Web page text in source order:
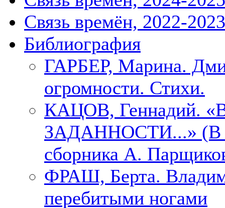
Связь времён, 2022-2023
Библиография
ГАРБЕР, Марина.
огромности. Стихи.
КАЦОВ, Геннадий.
ЗАДАННОСТИ...» (В
сборника А.
ФРАШ, Берта.
перебитыми ногами